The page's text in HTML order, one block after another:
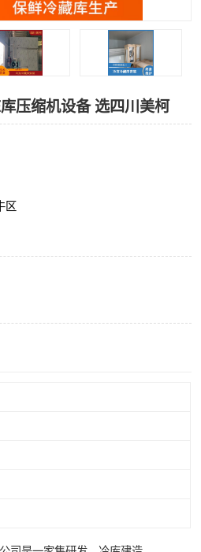
压缩机设备 选四川美柯
区
冻库安装，小型冻库造价
宜宾冷库，宜宾冻库设备